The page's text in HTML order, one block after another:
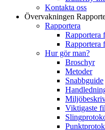
Kontakta oss
Övervakningen
Rapportera
Rapportera
Rapportera
Hur gör man?
Broschyr
Metoder
Snabbguide
Viktigaste